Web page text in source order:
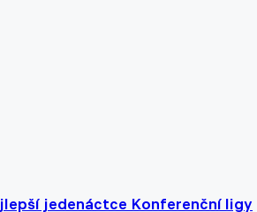
jedenáctce Konferenční ligy